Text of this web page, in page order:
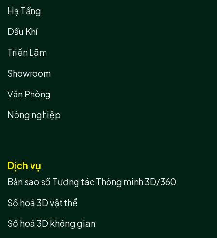
Hạ Tầng
Dầu Khí
Triển Lãm
Showroom
Văn Phòng
Nông nghiệp
Dịch vụ
Bản sao số Tương tác Thông minh 3D/360
Số hoá 3D vật thể
Số hoá 3D không gian